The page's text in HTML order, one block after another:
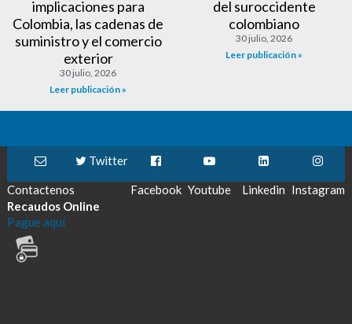
implicaciones para
Colombia, las cadenas de
suministro y el comercio
exterior
30 julio, 2026
Leer publicación »
del suroccidente
colombiano
30 julio, 2026
Leer publicación »
Contactenos
Twitter
Facebook Youtube Linkedin Instagram
Recaudos Online
Pague aquí